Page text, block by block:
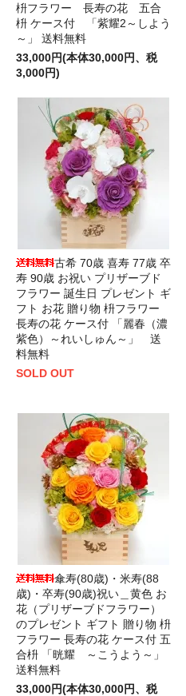
枡フラワー 長寿の花 五合
枡 ケース付 「紫耀2～しよう
～」 送料無料
33,000円(本体30,000円、税
3,000円)
古希 70歳 喜寿 77歳 卒
寿 90歳 お祝い プリザーブド
フラワー 誕生日 プレゼント ギ
フト お花 贈り物 枡フラワー
長寿の花 ケース付 「麗春（濃
紫色）～れいしゅん～」 送
料無料
SOLD OUT
傘寿(80歳)・米寿(88
歳)・卒寿(90歳)祝い＿黄色 お
花（プリザーブドフラワー）
のプレゼント ギフト 贈り物 枡
フラワー 長寿の花 ケース付 五
合枡 「晄耀 ～こうよう～」
送料無料
33,000円(本体30,000円、税